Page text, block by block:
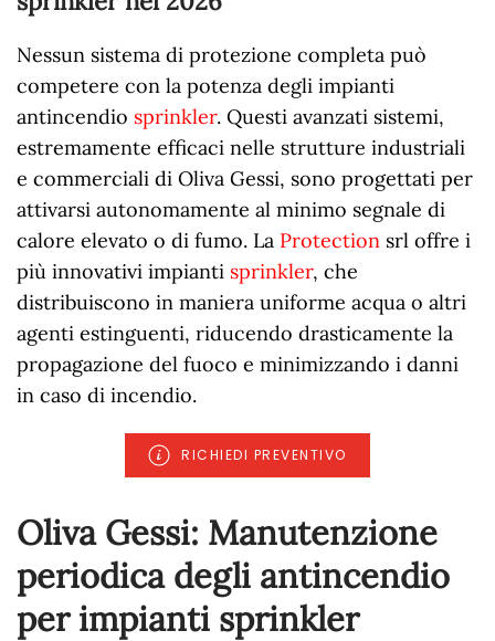
Nessun sistema di protezione completa può
competere con la potenza degli impianti
antincendio sprinkler. Questi avanzati sistemi,
estremamente efficaci nelle strutture industriali
e commerciali di Oliva Gessi, sono progettati per
attivarsi autonomamente al minimo segnale di
calore elevato o di fumo. La Protection srl offre i
più innovativi impianti sprinkler, che
distribuiscono in maniera uniforme acqua o altri
agenti estinguenti, riducendo drasticamente la
propagazione del fuoco e minimizzando i danni
in caso di incendio.
RICHIEDI PREVENTIVO
Oliva Gessi: Manutenzione
periodica degli antincendio
per impianti sprinkler